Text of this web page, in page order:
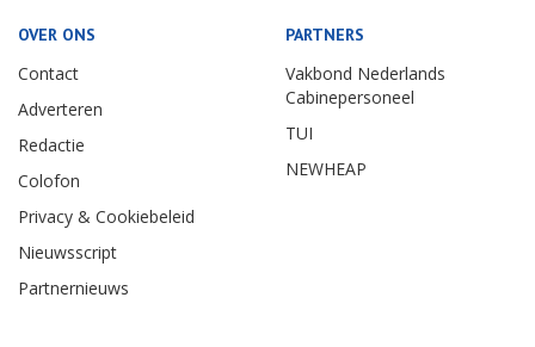
OVER ONS
Contact
Adverteren
Redactie
Colofon
Privacy & Cookiebeleid
Nieuwsscript
Partnernieuws
PARTNERS
Vakbond Nederlands
Cabinepersoneel
TUI
NEWHEAP